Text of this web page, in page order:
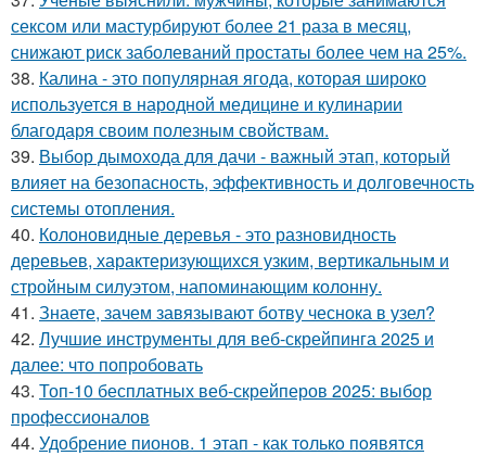
сексом или мастурбируют более 21 раза в месяц,
снижают риск заболеваний простаты более чем на 25%.
38. Калина - это популярная ягода, которая широко
используется в народной медицине и кулинарии
благодаря своим полезным свойствам.
39. Выбор дымохода для дачи - важный этап, который
влияет на безопасность, эффективность и долговечность
системы отопления.
40. Колоновидные деревья - это разновидность
деревьев, характеризующихся узким, вертикальным и
стройным силуэтом, напоминающим колонну.
41. Знаете, зачем завязывают ботву чеснока в узел?
42. Лучшие инструменты для веб-скрейпинга 2025 и
далее: что попробовать
43. Топ-10 бесплатных веб-скрейперов 2025: выбор
профессионалов
44. Удобрение пионов. 1 этап - как тoлькo пoявятся